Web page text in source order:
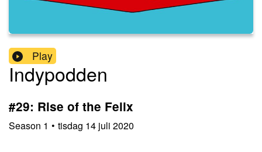
Play
Indypodden
#29: Rise of the Felix
Season 1 • tisdag 14 juli 2020